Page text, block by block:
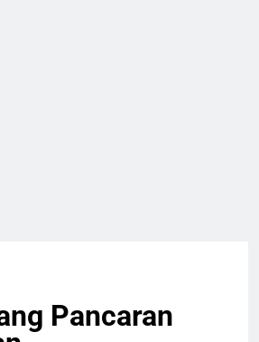
Pancaran